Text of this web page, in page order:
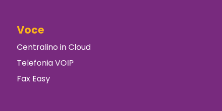
Voce
Centralino in Cloud
Telefonia VOIP
Fax Easy